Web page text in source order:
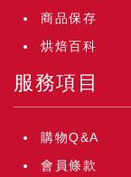
商品保存
烘焙百科
服務項目
購物Q&A
會員條款